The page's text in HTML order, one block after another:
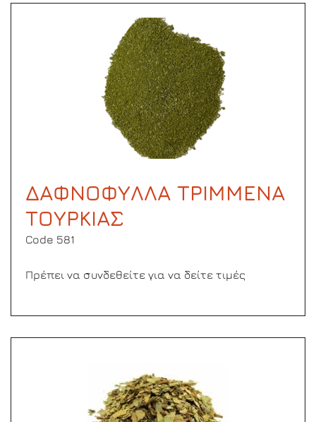
ΔΑΦΝΟΦΥΛΛΑ ΤΡΙΜΜΕΝΑ
ΤΟΥΡΚΙΑΣ
Code 581
Πρέπει να συνδεθείτε για να δείτε τιμές